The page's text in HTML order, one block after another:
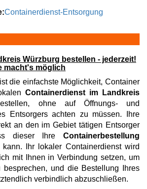
Containerdienst-Entsorgung
Würzburg bestellen - jederzeit!
macht's möglich
die einfachste Möglichkeit, Container
Containerdienst im Landkreis
ohne auf Öffnungs- und
Entsorgers achten zu müssen. Ihre
an den im Gebiet tätigen Entsorger
dieser Ihre Containerbestellung
kann. Ihr lokaler Containerdienst wird
mit Ihnen in Verbindung setzen, um
und die Bestellung Ihres
verbindlich abzuschließen.